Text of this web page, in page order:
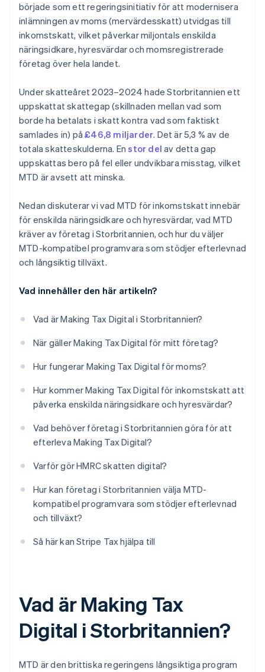
började som ett regeringsinitiativ för att modernisera
inlämningen av moms (mervärdesskatt) utvidgas till
inkomstskatt, vilket påverkar miljontals enskilda
näringsidkare, hyresvärdar och momsregistrerade
företag över hela landet.
Under skatteåret 2023–2024 hade Storbritannien ett
uppskattat skattegap (skillnaden mellan vad som
borde ha betalats i skatt kontra vad som faktiskt
samlades in) på£46,8 miljarder. Det är 5,3 % av de
totala skatteskulderna. Enstor del av detta gap
uppskattas bero på fel eller undvikbara misstag, vilket
MTD är avsett att minska.
Nedan diskuterar vi vad MTD för inkomstskatt innebär
för enskilda näringsidkare och hyresvärdar, vad MTD
kräver av företag i Storbritannien, och hur du väljer
MTD-kompatibel programvara som stödjer efterlevnad
och långsiktig tillväxt.
Vad innehåller den här artikeln?
Vad är Making Tax Digital i Storbritannien?
När gäller Making Tax Digital för mitt företag?
Hur fungerar Making Tax Digital för moms?
Hur kommer Making Tax Digital för inkomstskatt att
påverka enskilda näringsidkare och hyresvärdar?
Vad behöver företag i Storbritannien göra för att
efterleva Making Tax Digital?
Varför gör HMRC skatten digital?
Hur kan företag i Storbritannien välja MTD-
kompatibel programvara som stödjer efterlevnad
och tillväxt?
Så här kan Stripe Tax hjälpa till
Vad är Making Tax
Digital i Storbritannien?
MTD är den brittiska regeringens långsiktiga program